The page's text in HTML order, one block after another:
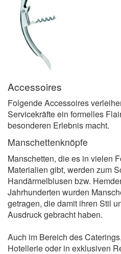
Accessoires
Folgende Accessoires
Servicekräfte ein formelles
besonderen Erlebnis macht.
Manschettenknöpfe
Manschetten, die es in vielen
Materialien gibt, werden zum
Handärmelblusen bzw.
Jahrhunderten wurden
getragen, die damit ihren Stil
Ausdruck gebracht haben.
Auch im Bereich des
Hotellerie oder in exklusiven